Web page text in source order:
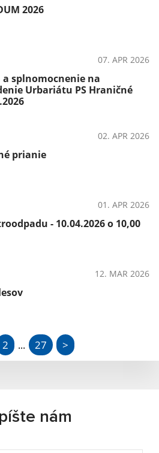
2026
07. APR 2026
a splnomocnenie na
Urbariátu PS Hraničné
02. APR 2026
prianie
01. APR 2026
- 10.04.2026 o 10,00
12. MAR 2026
2 ... 27 >
nám